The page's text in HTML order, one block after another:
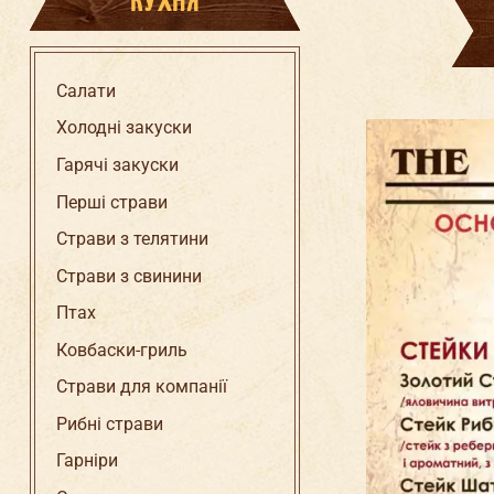
Салати
Холодні закуски
Гарячі закуски
Перші страви
Страви з телятини
Страви з свинини
Птах
Ковбаски-гриль
Страви для компанії
Рибні страви
Гарніри